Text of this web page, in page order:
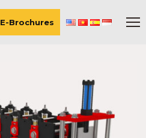
E-Brochures